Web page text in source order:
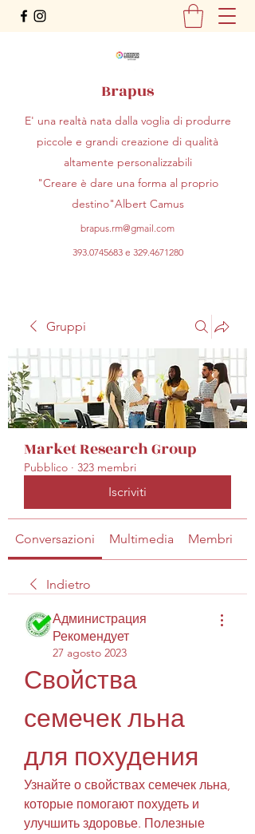
Brapus
E' una realtà nata dalla voglia di produrre
piccole e grandi creazione di qualità
altamente personalizzabili
"Creare è dare una forma al proprio
destino"Albert Camus
brapus.rm@gmail.com
393.0745683e 329.4671280
Gruppi
Market Research Group
Pubblico · 323 membri
Iscriviti
Conversazioni Multimedia Membri
Indietro
Администрация
Рекомендует
27 agosto 2023
Свойства
семечек льна
для похудения
Узнайте о свойствах семечек льна,
которые помогают похудеть и
улучшить здоровье. Полезные